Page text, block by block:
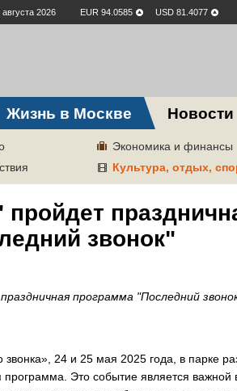
августа 2026 EUR 94.0585 USD 81.4077
Жизнь в Москве Новости
Экономика и финансы
Культура, отдых,
пройдет
звонок"
программа "Последний
звонка», 24 и 25 мая 2025 года, в парке
программа. Это событие является важной